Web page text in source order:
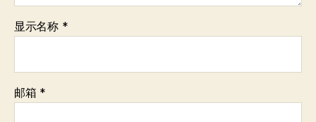
显示名称 *
邮箱 *